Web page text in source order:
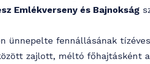
Emlékverseny és Bajnokság
ünnepelte fennállásának
zajlott, méltó főhajtásként a